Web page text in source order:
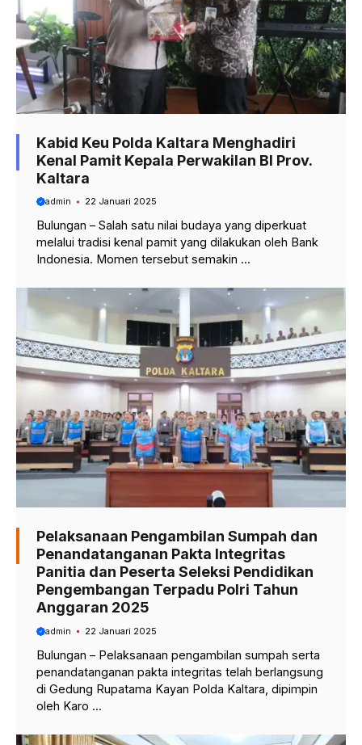
Kabid Keu Polda Kaltara Menghadiri
Kenal Pamit Kepala Perwakilan BI Prov.
Kaltara
admin 22 Januari 2025
Bulungan – Salah satu nilai budaya yang diperkuat
melalui tradisi kenal pamit yang dilakukan oleh Bank
Indonesia. Momen tersebut semakin ...
Pelaksanaan Pengambilan Sumpah dan
Penandatanganan Pakta Integritas
Panitia dan Peserta Seleksi Pendidikan
Pengembangan Terpadu Polri Tahun
Anggaran 2025
admin 22 Januari 2025
Bulungan – Pelaksanaan pengambilan sumpah serta
penandatanganan pakta integritas telah berlangsung
di Gedung Rupatama Kayan Polda Kaltara, dipimpin
oleh Karo ...